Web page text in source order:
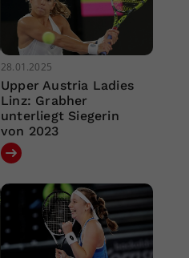
28.01.2025
Upper Austria Ladies
Linz: Grabher
unterliegt Siegerin
von 2023